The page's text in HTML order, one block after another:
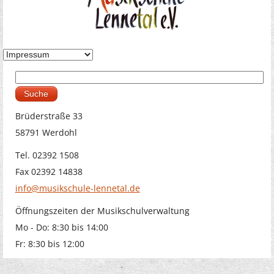
Suchformular
Brüderstraße 33
58791 Werdohl
Tel. 02392 1508
Fax 02392 14838
info@musikschule-lennetal.de
Öffnungszeiten der Musikschulverwaltung
Mo - Do: 8:30 bis 14:00
Fr: 8:30 bis 12:00